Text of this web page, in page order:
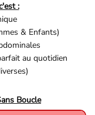
:
& Enfants)
au quotidien
Boucle